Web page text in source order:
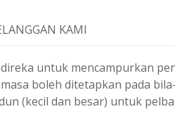
KAMI
untuk mencampurkan
boleh ditetapkan pada
(kecil dan besar) untuk